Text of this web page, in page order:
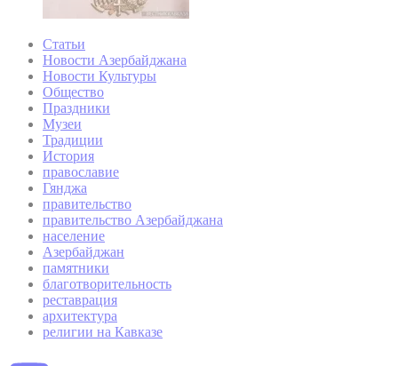
Статьи
Новости Азербайджана
Новости Культуры
Общество
Праздники
Музеи
Традиции
История
православие
Гянджа
правительство
правительство Азербайджана
население
Азербайджан
памятники
благотворительность
реставрация
архитектура
религии на Кавказе